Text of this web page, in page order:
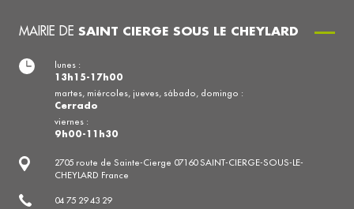
MAIRIE DE SAINT CIERGE SOUS LE CHEYLARD
2705 route de Sainte-Cierge 07160 SAINT-CIERGE-SOUS-LE-
CHEYLARD France
04 75 29 43 29
lunes :
13h15-17h00
martes, miércoles, jueves, sábado, domingo :
Cerrado
viernes :
9h00-11h30